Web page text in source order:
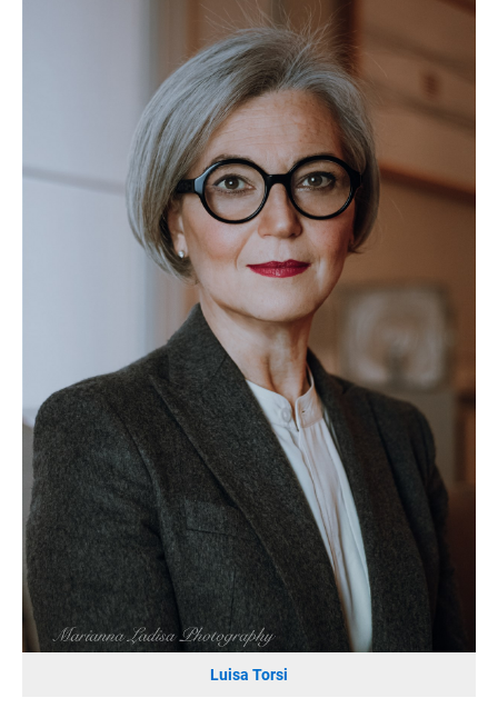
WILHELM-EXNER-MEDAILLEN STIFTUNG
ADMIRAL SPORTWETTEN
EWP RECYCLING PFAND ÖSTERREICH
ANNEMARIE CHARITY
IMPERIAL MARKETS
TRÄGERVEREIN EINWEGPFAND
SPECIAL OLYMPICS ÖSTERREICH
PRESSEKONTAKT
Luisa Torsi